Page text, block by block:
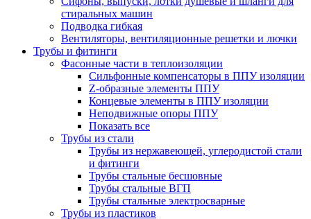
стиральных машин
Подводка гибкая
Вентиляторы, вентиляционные решетки и лючки
Трубы и фитинги
Фасонные части в теплоизоляции
Cильфонные компенсаторы в ППУ изоляции
Z-образные элементы ППУ
Концевые элементы в ППУ изоляции
Неподвижные опоры ППУ
Показать все
Трубы из стали
Трубы из нержавеющей, углеродистой стали
и фитинги
Трубы стальные бесшовные
Трубы стальные ВГП
Трубы стальные электросварные
Трубы из пластиков